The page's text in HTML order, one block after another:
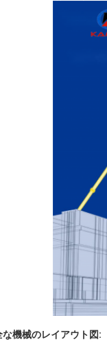
な機械のレイアウト図: